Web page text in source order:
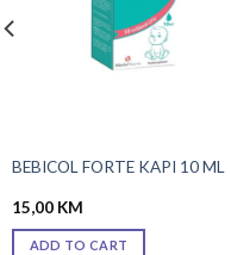
BEBICOL FORTE KAPI 10 ML
15,00 KM
ADD TO CART